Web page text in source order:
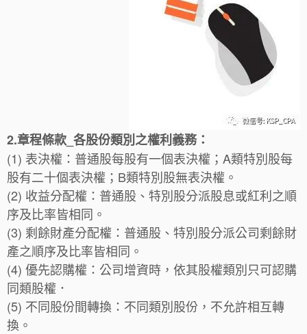
2.章程條款_各股份類別之權利義務：
(1) 表決權：普通股每股有一個表決權；A類特別股每
股有二十個表決權；B類特別股無表決權。
(2) 收益分配權：普通股、特別股分派股息或紅利之順
序及比率皆相同。
(3) 剩餘財產分配權：普通股、特別股分派公司剩餘財
產之順序及比率皆相同。
(4) 優先認購權：公司增資時，依其股權類別只可認購
同類股權．
(5) 不同股份間轉換：不同類別股份，不允許相互轉
換。